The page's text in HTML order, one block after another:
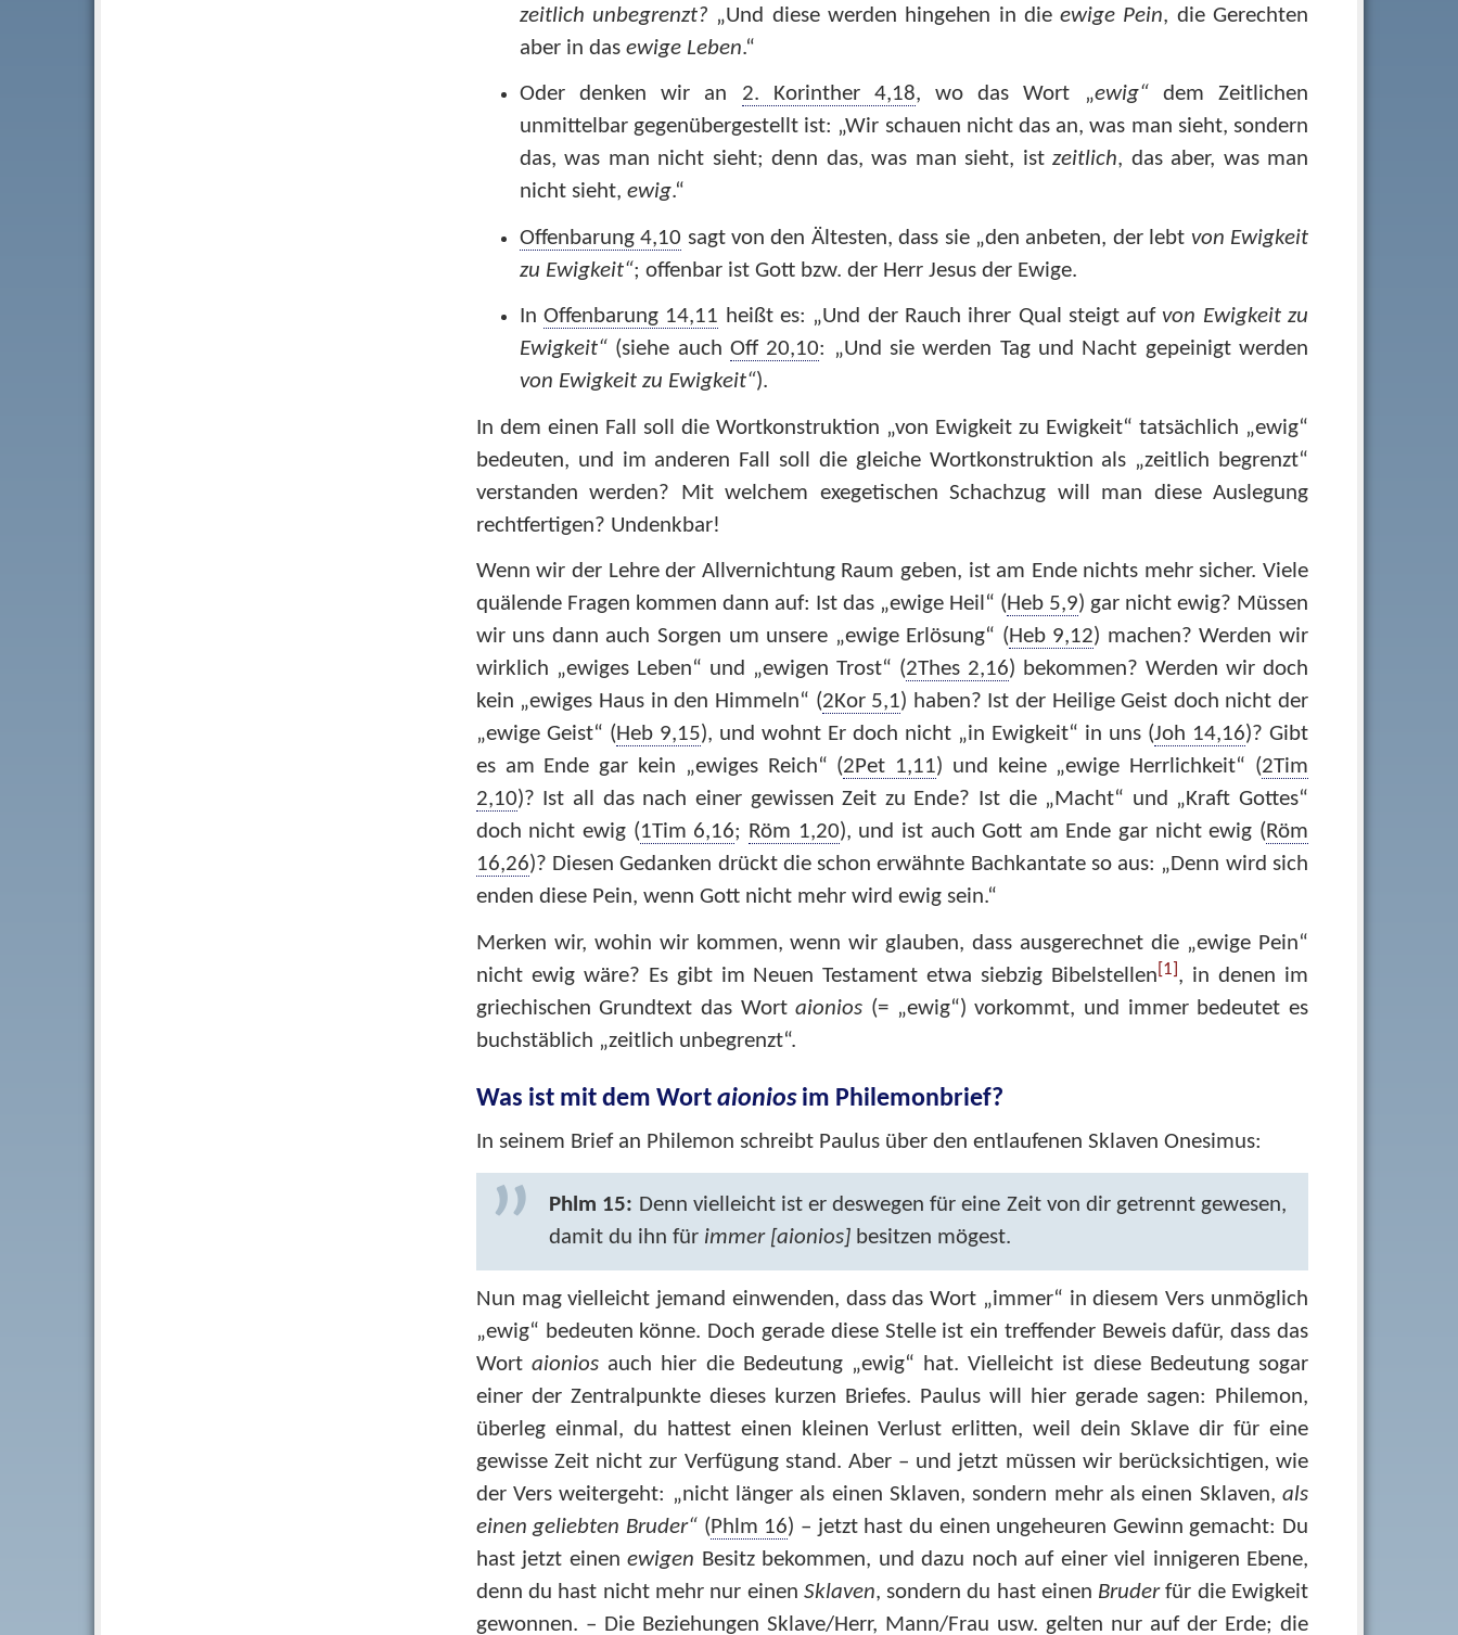
zeitlich unbegrenzt? „Und diese werden hingehen in dieewige Pein, die Gerechten
aber in das ewige Leben.“
Oder denken wir an 2. Korinther 4,18, wo das Wort „ewig“ dem Zeitlichen
unmittelbar gegenübergestellt ist: „Wir schauen nicht das an, was man sieht, sondern
das, was man nicht sieht; denn das, was man sieht, istzeitlich, das aber, was man
nicht sieht, ewig.“
Offenbarung 4,10 sagt von den Ältesten, dass sie „den anbeten, der lebt von Ewigkeit
zu Ewigkeit“; offenbar ist Gott bzw. der Herr Jesus der Ewige.
InOffenbarung 14,11 heißt es: „Und der Rauch ihrer Qual steigt aufvon Ewigkeit zu
Ewigkeit“ (siehe auch Off 20,10: „Und sie werden Tag und Nacht gepeinigt werden
von Ewigkeit zu Ewigkeit“).
In dem einen Fall soll die Wortkonstruktion „von Ewigkeit zu Ewigkeit“ tatsächlich „ewig“
bedeuten, und im anderen Fall soll die gleiche Wortkonstruktion als „zeitlich begrenzt“
verstanden werden? Mit welchem exegetischen Schachzug will man diese Auslegung
rechtfertigen? Undenkbar!
Wenn wir der Lehre der Allvernichtung Raum geben, ist am Ende nichts mehr sicher. Viele
quälende Fragen kommen dann auf: Ist das „ewige Heil“ (Heb 5,9) gar nicht ewig? Müssen
wir uns dann auch Sorgen um unsere „ewige Erlösung“ (Heb 9,12) machen? Werden wir
wirklich „ewiges Leben“ und „ewigen Trost“ (2Thes 2,16) bekommen? Werden wir doch
kein „ewiges Haus in den Himmeln“ (2Kor 5,1) haben? Ist der Heilige Geist doch nicht der
„ewige Geist“ (Heb 9,15), und wohnt Er doch nicht „in Ewigkeit“ in uns (Joh 14,16)? Gibt
es am Ende gar kein „ewiges Reich“ (2Pet 1,11) und keine „ewige Herrlichkeit“ (2Tim
2,10)? Ist all das nach einer gewissen Zeit zu Ende? Ist die „Macht“ und „Kraft Gottes“
doch nicht ewig (1Tim 6,16; Röm 1,20), und ist auch Gott am Ende gar nicht ewig (Röm
16,26)? Diesen Gedanken drückt die schon erwähnte Bachkantate so aus: „Denn wird sich
enden diese Pein, wenn Gott nicht mehr wird ewig sein.“
Merken wir, wohin wir kommen, wenn wir glauben, dass ausgerechnet die „ewige Pein“
nicht ewig wäre? Es gibt im Neuen Testament etwa siebzig Bibelstellen [1] , in denen im
griechischen Grundtext das Wortaionios (= „ewig“) vorkommt, und immer bedeutet es
buchstäblich „zeitlich unbegrenzt“.
Was ist mit dem Wort aioniosim Philemonbrief?
In seinem Brief an Philemon schreibt Paulus über den entlaufenen Sklaven Onesimus:
Phlm 15: Denn vielleicht ist er deswegen für eine Zeit von dir getrennt gewesen,
damit du ihn für immer [aionios] besitzen mögest.
Nun mag vielleicht jemand einwenden, dass das Wort „immer“ in diesem Vers unmöglich
„ewig“ bedeuten könne. Doch gerade diese Stelle ist ein treffender Beweis dafür, dass das
Wortaionios auch hier die Bedeutung „ewig“ hat. Vielleicht ist diese Bedeutung sogar
einer der Zentralpunkte dieses kurzen Briefes. Paulus will hier gerade sagen: Philemon,
überleg einmal, du hattest einen kleinen Verlust erlitten, weil dein Sklave dir für eine
gewisse Zeit nicht zur Verfügung stand. Aber – und jetzt müssen wir berücksichtigen, wie
der Vers weitergeht: „nicht länger als einen Sklaven, sondern mehr als einen Sklaven, als
einen geliebten Bruder“ (Phlm 16) – jetzt hast du einen ungeheuren Gewinn gemacht: Du
hast jetzt einenewigen Besitz bekommen, und dazu noch auf einer viel innigeren Ebene,
denn du hast nicht mehr nur einen Sklaven, sondern du hast einen Bruderfür die Ewigkeit
gewonnen. – Die Beziehungen Sklave/Herr, Mann/Frau usw. gelten nur auf der Erde; die